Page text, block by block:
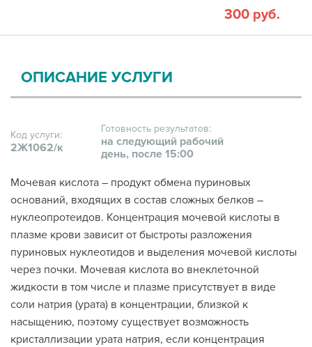
300 руб.
ОПИСАНИЕ УСЛУГИ
Код услуги:
2Ж1062/к
Готовность результатов:
на следующий рабочий
день, после 15:00
Мочевая кислота – продукт обмена пуриновых
оснований, входящих в состав сложных белков –
нуклеопротеидов. Концентрация мочевой кислоты в
плазме крови зависит от быстроты разложения
пуриновых нуклеотидов и выделения мочевой кислоты
через почки. Мочевая кислота во внеклеточной
жидкости в том числе и плазме присутствует в виде
соли натрия (урата) в концентрации, близкой к
насыщению, поэтому существует возможность
кристаллизации урата натрия, если концентрация